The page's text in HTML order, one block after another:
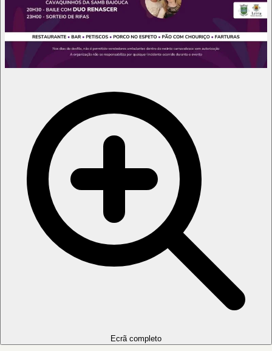
Ecrã completo